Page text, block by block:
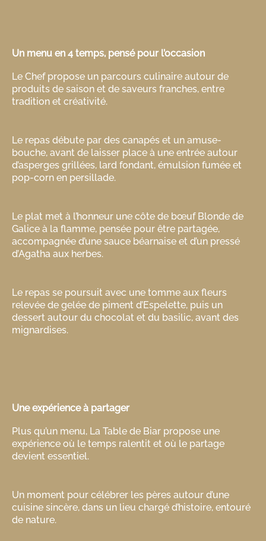
Un menu en 4 temps, pensé pour l’occasion
Le Chef propose un parcours culinaire autour de
produits de saison et de saveurs franches, entre
tradition et créativité.
Le repas débute par des canapés et un amuse-
bouche, avant de laisser place à une entrée autour
d’asperges grillées, lard fondant, émulsion fumée et
pop-corn en persillade.
Le plat met à l’honneur une côte de bœuf Blonde de
Galice à la flamme, pensée pour être partagée,
accompagnée d’une sauce béarnaise et d’un pressé
d’Agatha aux herbes.
Le repas se poursuit avec une tomme aux fleurs
relevée de gelée de piment d’Espelette, puis un
dessert autour du chocolat et du basilic, avant des
mignardises.
Une expérience à partager
Plus qu’un menu, La Table de Biar propose une
expérience où le temps ralentit et où le partage
devient essentiel.
Un moment pour célébrer les pères autour d’une
cuisine sincère, dans un lieu chargé d’histoire, entouré
de nature.